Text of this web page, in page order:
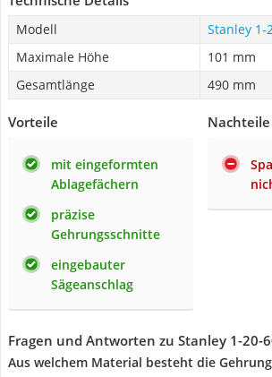
Modell
Stanley 1-
Maximale Höhe
101 mm
Gesamtlänge
490 mm
Vorteile
mit eingeformten
Ablagefächern
präzise
Gehrungsschnitte
eingebauter
Sägeanschlag
Nachteile
Fragen und Antworten zu Stanley 1-20-
Aus welchem Material besteht die